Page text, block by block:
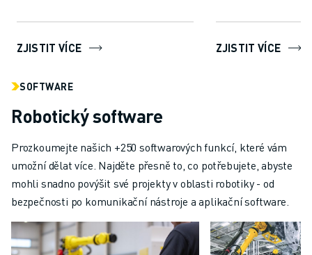
ZJISTIT VÍCE
lidské. Díky...
ZJISTIT VÍCE
SOFTWARE
Robotický software
Prozkoumejte našich +250 softwarových funkcí, které vám
umožní dělat více. Najděte přesně to, co potřebujete, abyste
mohli snadno povýšit své projekty v oblasti robotiky - od
bezpečnosti po komunikační nástroje a aplikační software.